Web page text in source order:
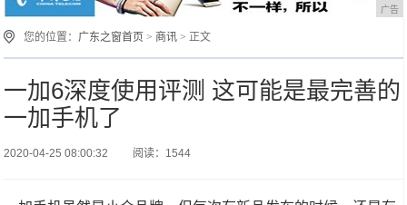
广告
您的位置： 广东之窗首页 > 商讯 > 正文
一加6深度使用评测 这可能是最完善的
一加手机了
2020-04-25 08:00:32 阅读：1544